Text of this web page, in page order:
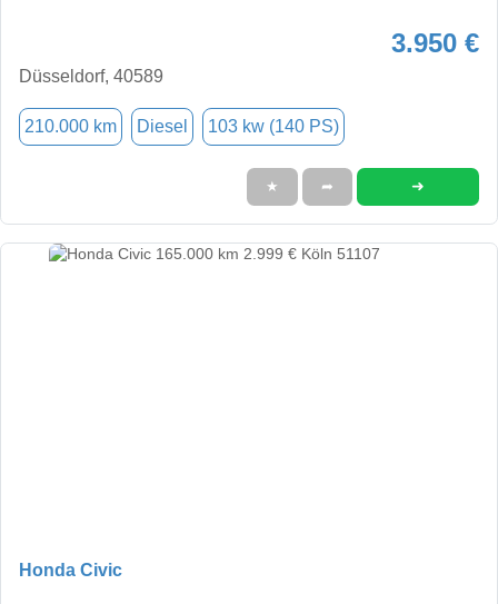
3.950 €
Düsseldorf, 40589
210.000 km Diesel 103 kw (140 PS)
★ ➦ ➜
Honda Civic